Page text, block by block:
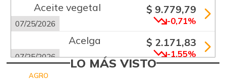
Aceite vegetal
07/25/2026
$ 9.779,79
-0,71%
Acelga
07/25/2026
$ 2.171,83
-1,55%
Aguacate común
LO MÁS VISTO
AGRO